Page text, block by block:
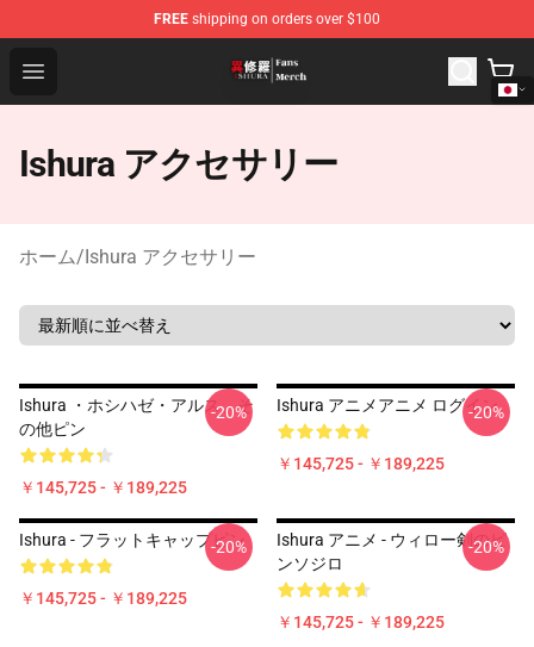
FREE shipping on orders over $100
Open menu
Ishura Store - Official Ishura Merchandise Shop
Ishura アクセサリー
ホーム/Ishura アクセサリー
Ishura ・ホシハゼ・アルス、そ
の他ピン
￥145,725 - ￥189,225
-20% Ishura アニメアニメ ログイン
￥145,725 - ￥189,225
-20%
Ishura - フラットキャップピン
￥145,725 - ￥189,225
-20%
Ishura アニメ - ウィロー剣のピ
ンソジロ
￥145,725 - ￥189,225
-20%